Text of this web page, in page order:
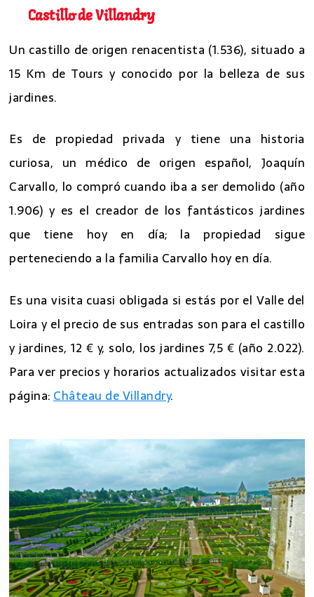
Castillo de Villandry
Un castillo de origen renacentista (1.536), situado a
15 Km de Tours y conocido por la belleza de sus
jardines.
Es de propiedad privada y tiene una historia
curiosa, un médico de origen español, Joaquín
Carvallo, lo compró cuando iba a ser demolido (año
1.906) y es el creador de los fantásticos jardines
que tiene hoy en día; la propiedad sigue
perteneciendo a la familia Carvallo hoy en día.
Es una visita cuasi obligada si estás por el Valle del
Loira y el precio de sus entradas son para el castillo
y jardines, 12 € y, solo, los jardines 7,5 € (año 2.022).
Para ver precios y horarios actualizados visitar esta
página:Château de Villandry.